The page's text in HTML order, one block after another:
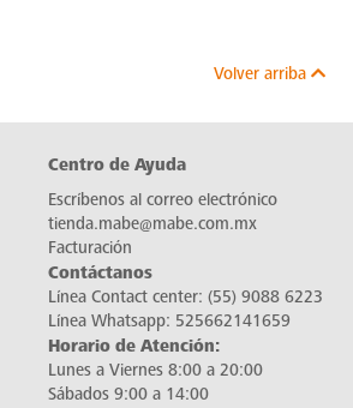
Volver arriba
Centro de Ayuda
Escríbenos al correo electrónico
tienda.mabe@mabe.com.mx
Facturación
Contáctanos
Línea Contact center: (55) 9088 6223
Línea Whatsapp: 525662141659
Horario de Atención:
Lunes a Viernes 8:00 a 20:00
Sábados 9:00 a 14:00